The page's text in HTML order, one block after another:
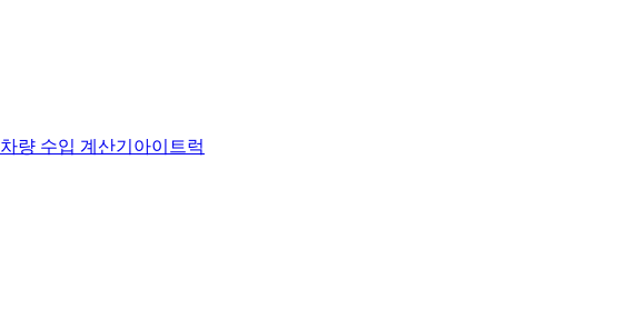
차량 수입 계산기 아이트럭